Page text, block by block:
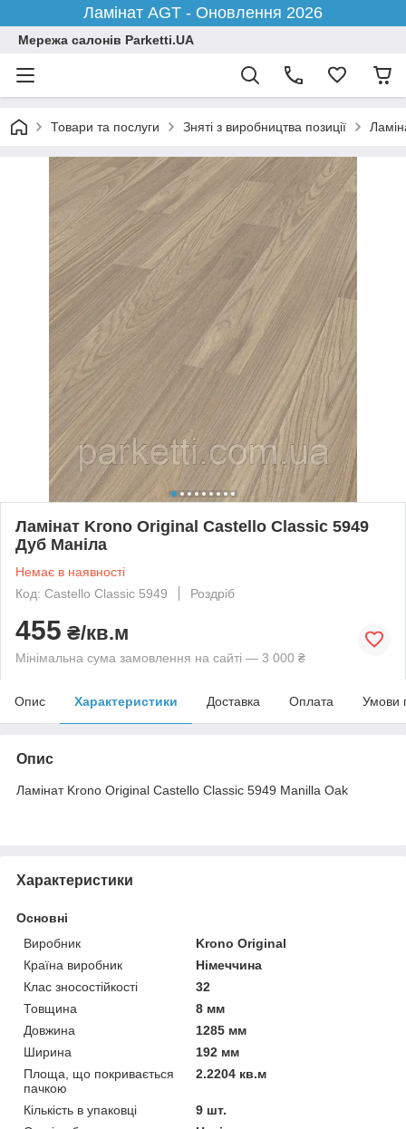
Ламінат AGT - Оновлення 2026
Мережа салонів Parketti.UA
Товари та послуги Зняті з виробництва позиції
Ламінат Krono Original Castello Classic 5949
Дуб Маніла
Немає в наявності
Код: Castello Classic 5949
Роздріб
455 ₴/кв.м
Мінімальна сума замовлення на сайті — 3 000 ₴
Опис Характеристики Доставка Оплата Умови
Опис
Ламінат Krono Original Castello Classic 5949 Manilla Oak
Характеристики
Основні
Виробник
Krono Original
Країна виробник
Німеччина
Клас зносостійкості
32
Товщина
8 мм
Довжина
1285 мм
Ширина
192 мм
Площа, що покривається
пачкою
2.2204 кв.м
Кількість в упаковці
9 шт.